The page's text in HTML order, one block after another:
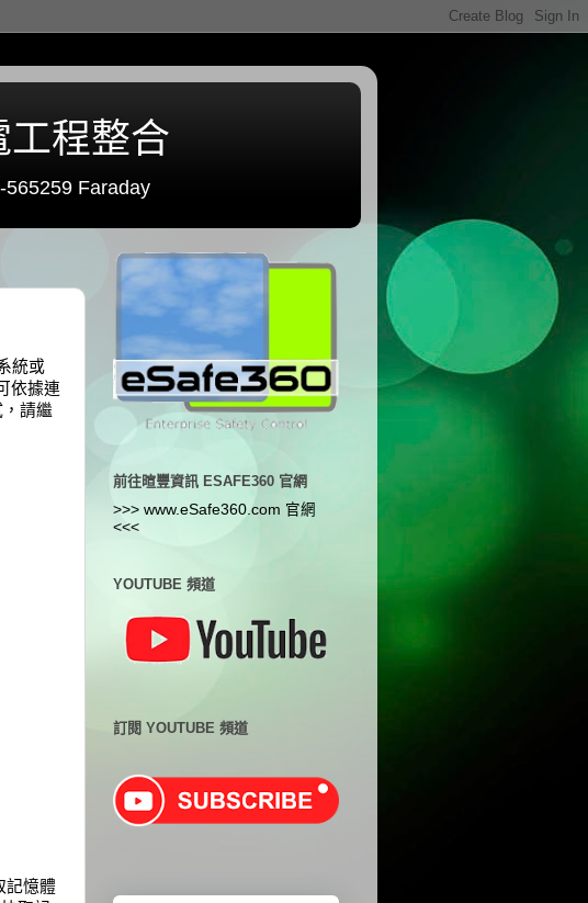
程整合
Faraday
統或
依據連
請繼
記憶體
前往暄豐資訊 ESAFE360 官網
>>> www.eSafe360.com 官網
<<<
YOUTUBE 頻道
訂閱 YOUTUBE 頻道